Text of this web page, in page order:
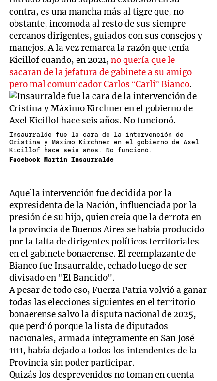
contra, es una mancha más al tigre que, no
obstante, incomoda al resto de sus siempre
cercanos dirigentes, guiados con sus consejos y
manejos. A la vez remarca la razón que tenía
Kicillof cuando, en 2021,no quería que le
sacaran de la jefatura de gabinete a su amigo
pero mal comunicador Carlos “Carli” Bianco.
Insaurralde fue la cara de la intervención de
Cristina y Máximo Kirchner en el gobierno de Axel
Kicillof hace seis años. No funcionó.
Facebook Martin Insaurralde
Aquella intervención fue decidida por la
expresidenta de la Nación, influenciada por la
presión de su hijo, quien creía que la derrota en
la provincia de Buenos Aires se había producido
por la falta de dirigentes políticos territoriales
en el gabinete bonaerense. El reemplazante de
Bianco fue Insaurralde, echado luego de ser
divisado en "El Bandido".
A pesar de todo eso, Fuerza Patria volvió a ganar
todas las elecciones siguientes en el territorio
bonaerense salvo la disputa nacional de 2025,
que perdió porque la lista de diputados
nacionales, armada íntegramente en San José
1111, había dejado a todos los intendentes de la
Provincia sin poder participar.
Quizás los desprevenidos no toman en cuenta